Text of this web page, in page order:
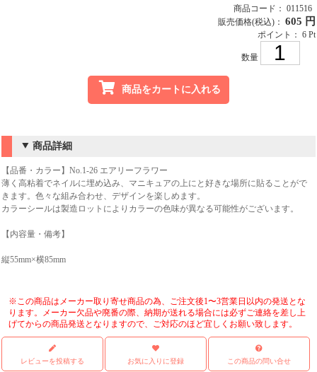
商品コード： 011516
販売価格(税込)： 605 円
ポイント： 6 Pt
数量
商品をカートに入れる
商品詳細
【品番・カラー】No.1-26 エアリーフラワー
薄く高粘着でネイルに埋め込み、マニキュアの上にと好きな場所に貼ることがで
きます。色々な組み合わせ、デザインを楽しめます。
カラーシールは製造ロットによりカラーの色味が異なる可能性がございます。
【内容量・備考】
縦55mm×横85mm
※この商品はメーカー取り寄せ商品の為、ご注文後1〜3営業日以内の発送とな
ります。メーカー欠品や廃番の際、納期が送れる場合には必ずご連絡を差し上
げてからの商品発送となりますので、ご対応のほど宜しくお願い致します。
レビューを投稿する お気に入りに登録 この商品の問い合せ